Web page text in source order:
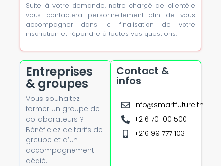
Suite à votre demande, notre chargé de clientèle
vous contactera personnellement afin de vous
accompagner dans la finalisation de votre
inscription et répondre à toutes vos questions.
Entreprises
& groupes
Vous souhaitez
former un groupe de
collaborateurs ?
Bénéficiez de tarifs de
groupe et d’un
accompagnement
dédié.
Contact &
infos
info@smartfuture.tn
+216 70 100 500
+216 99 777 103